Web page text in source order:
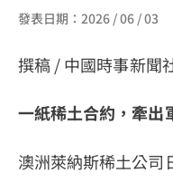
發表日期： 2026 / 06 / 03
撰稿 / 中國時事新聞
一紙稀土合約，牽出
澳洲萊納斯稀土公司